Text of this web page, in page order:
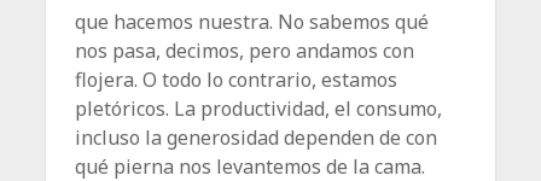
que hacemos nuestra. No sabemos qué
nos pasa, decimos, pero andamos con
flojera. O todo lo contrario, estamos
pletóricos. La productividad, el consumo,
incluso la generosidad dependen de con
qué pierna nos levantemos de la cama.